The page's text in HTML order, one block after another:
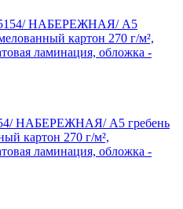
НАБЕРЕЖНАЯ/ А5 гребень
картон 270 г/м²,
ламинация, обложка -